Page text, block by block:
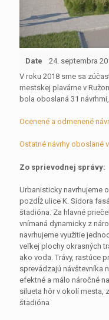
Date
24. septembra
V roku 2018 sme sa
mestskej plavárne v
bola oboslaná 31
Ocenené a odmenené
Ostatné návrhy oboslané
Zo sprievodnej správy:
Urbanisticky navrhujeme
pozdĺž ulice K. Sidora
štadióna. Za hlavné
vnímaná dynamicky z
navrhujeme využitie
veľkej plochy okrasných
ako voda. Trávy, rastúce
sprevádzajú návštevníka
efektné a málo náročné
silueta hôr v okolí mesta,
štadióna